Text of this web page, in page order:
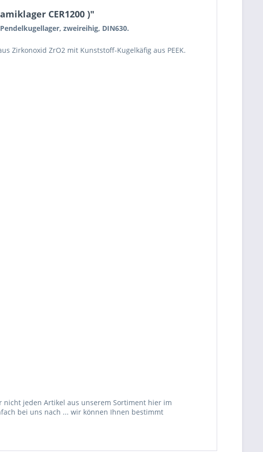
CER1200 )"
zweireihig, DIN630.
Zirkonoxid ZrO2 mit Kunststoff-Kugelkäfig aus PEEK.
jeden Artikel aus unserem Sortiment hier im
bei uns nach ... wir können Ihnen bestimmt